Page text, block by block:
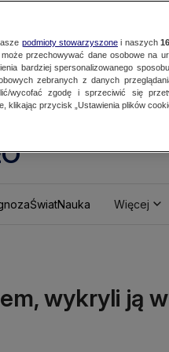
ŚwiatNauka Więcej
wykryli ją
podmioty stowarzyszonei naszych
przechowywać dane osobowe na
bardziej spersonalizowanego
zebranych z danych
wycofać zgodę i sprzeciwić się
klikając przycisk „Ustawienia plików